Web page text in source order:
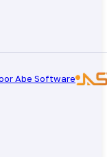
Abe Software